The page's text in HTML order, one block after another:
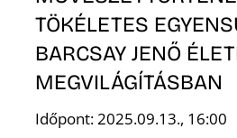
TÖKÉLETES
BARCSAY JENŐ
MEGVILÁGÍTÁSBAN
Időpont: 2025.09.13., 16:00